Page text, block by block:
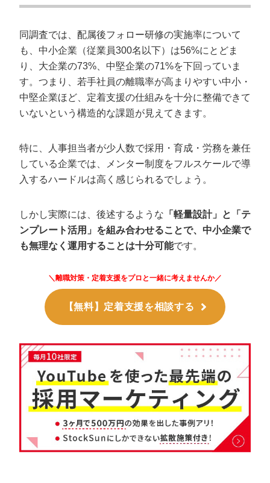
同調査では、配属後フォロー研修の実施率について
も、中小企業（従業員300名以下）は56%にとどま
り、大企業の73%、中堅企業の71%を下回っていま
す。つまり、若手社員の離職率が高まりやすい中小・
中堅企業ほど、定着支援の仕組みを十分に整備できて
いないという構造的な課題が見えてきます。
特に、人事担当者が少人数で採用・育成・労務を兼任
している企業では、メンター制度をフルスケールで導
入するハードルは高く感じられるでしょう。
しかし実際には、後述するような 「軽量設計」と「テ
ンプレート活用」を組み合わせることで、中小企業で
も無理なく運用することは十分可能です。
＼離職対策・定着支援をプロと一緒に考えませんか／
【無料】定着支援を相談する